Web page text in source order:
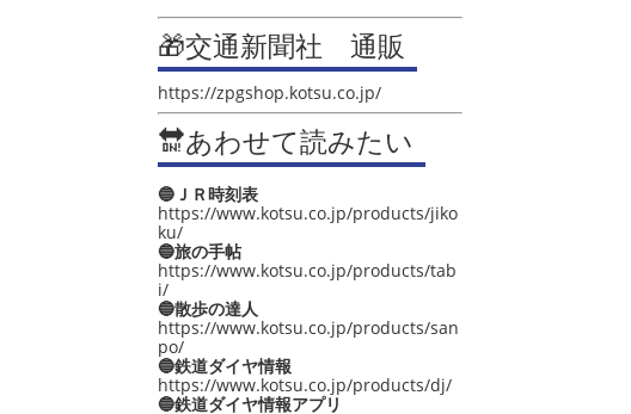
🎁交通新聞社 通販
https://zpgshop.kotsu.co.jp/
🔛あわせて読みたい
🔵ＪＲ時刻表
https://www.kotsu.co.jp/products/jiko
ku/
🔵旅の手帖
https://www.kotsu.co.jp/products/tab
i/
🔵散歩の達人
https://www.kotsu.co.jp/products/san
po/
🔵鉄道ダイヤ情報
https://www.kotsu.co.jp/products/dj/
🔵鉄道ダイヤ情報アプリ